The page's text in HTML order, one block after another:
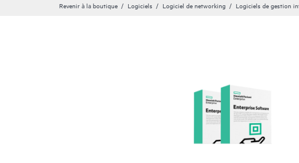
Revenir à la boutique Logiciels Logiciel de networking Logiciels de gestion